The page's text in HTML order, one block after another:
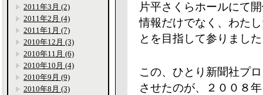
片平さくらホールにて
情報だけでなく、わた
とを目指して参りまし
この、ひとり新聞社プ
させたのが、２００８
2011年3月 (2)
2011年2月 (4)
2011年1月 (7)
2010年12月 (3)
2010年11月 (6)
2010年10月 (4)
2010年9月 (9)
2010年8月 (3)